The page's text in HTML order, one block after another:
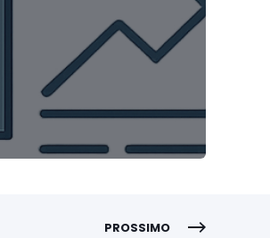
PROSSIMO